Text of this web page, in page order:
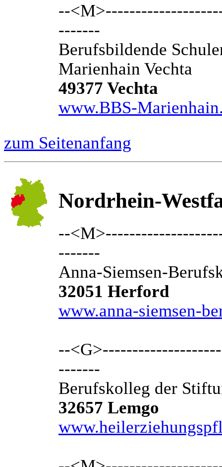
--
-------
Berufsbildende
Marienhain Vechta
49377 Vechta
www.BBS-
zum Seitenanfang
Nordrhein-
--
-------
Anna-Siemsen-
32051 Herford
www.anna-siemsen-
--
-------
Berufskolleg der
32657 Lemgo